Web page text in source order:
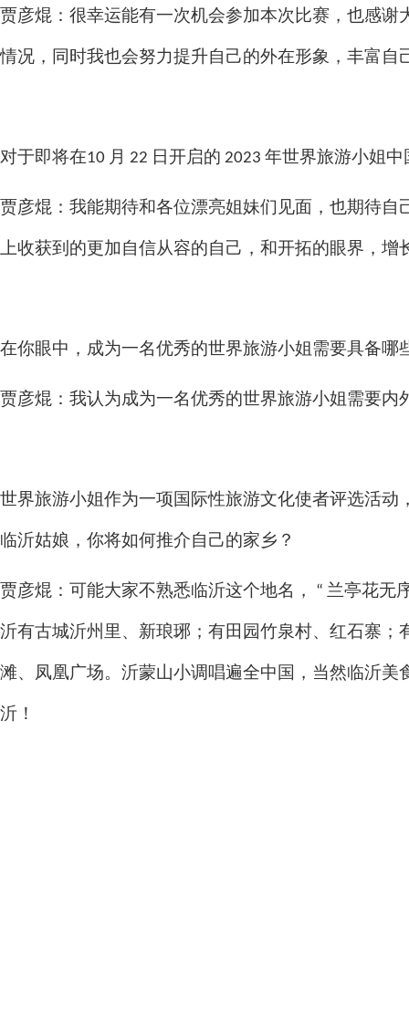
贾彦焜：很幸运能有一次机会参加本次比赛，也感
情况，同时我也会努力提升自己的外在形象，丰富
对于即将在10 月 22 日开启的 2023 年世界旅游小姐
贾彦焜：我能期待和各位漂亮姐妹们见面，也期待
上收获到的更加自信从容的自己，和开拓的眼界，增
在你眼中，成为一名优秀的世界旅游小姐需要具备哪
贾彦焜：我认为成为一名优秀的世界旅游小姐需要
世界旅游小姐作为一项国际性旅游文化使者评选活
临沂姑娘，你将如何推介自己的家乡？
贾彦焜：可能大家不熟悉临沂这个地名， “ 兰亭花
沂有古城沂州里、新琅琊；有田园竹泉村、红石寨
滩、凤凰广场。沂蒙山小调唱遍全中国，当然临沂
沂！